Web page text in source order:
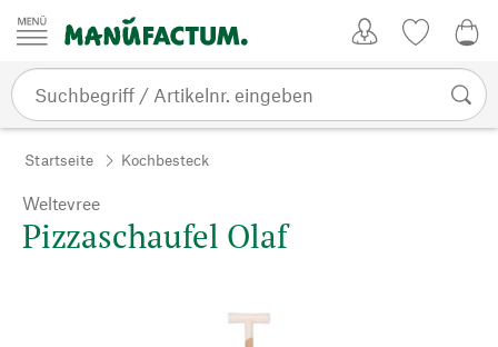
Zum Inhalt springen
Startseite Kochbesteck
Weltevree
Pizzaschaufel Olaf